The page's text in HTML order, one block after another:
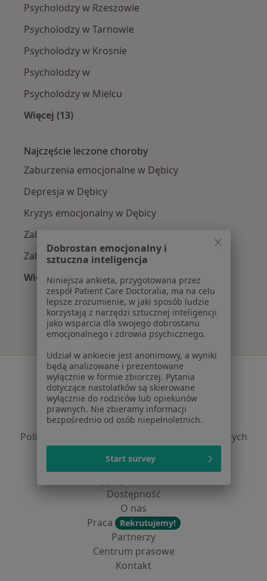
Psycholodzy w Rzeszowie
Psycholodzy w Tarnowie
Psycholodzy w Krosnie
Psycholodzy w
Psycholodzy w Mielcu
Więcej (13)
Najczęście leczone choroby
Zaburzenia emocjonalne w Dębicy
Depresja w Dębicy
Kryzys emocjonalny w Dębicy
Zaburzenia lękowe w Dębicy
Zaburzenia nastroju w Dębicy
Więcej (15)
Więcej w kategorii: Najczęście leczone
Serwis
Regulamin
Polityka prywatności pacjentów
Polityka prywatności profesjonalistów
Polityka prywatności dla profesjonalistów, których
Polityka cookies
Dostępność
O nas
Praca
Rekrutujemy!
Partnerzy
Centrum prasowe
Kontakt
Dobrostan emocjonalny i
sztuczna inteligencja
Niniejsza ankieta, przygotowana przez
zespół Patient Care Doctoralia, ma na celu
lepsze zrozumienie, w jaki sposób ludzie
korzystają z narzędzi sztucznej inteligencji
jako wsparcia dla swojego dobrostanu
emocjonalnego i zdrowia psychicznego.
Udział w ankiecie jest anonimowy, a wyniki
będą analizowane i prezentowane
wyłącznie w formie zbiorczej. Pytania
dotyczące nastolatków są skierowane
wyłącznie do rodziców lub opiekunów
prawnych. Nie zbieramy informacji
bezpośrednio od osób niepełnoletnich.
Start survey